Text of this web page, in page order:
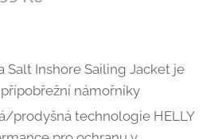
Salt Inshore Sailing Jacket je
námořníky
prodyšná technologie HELLY